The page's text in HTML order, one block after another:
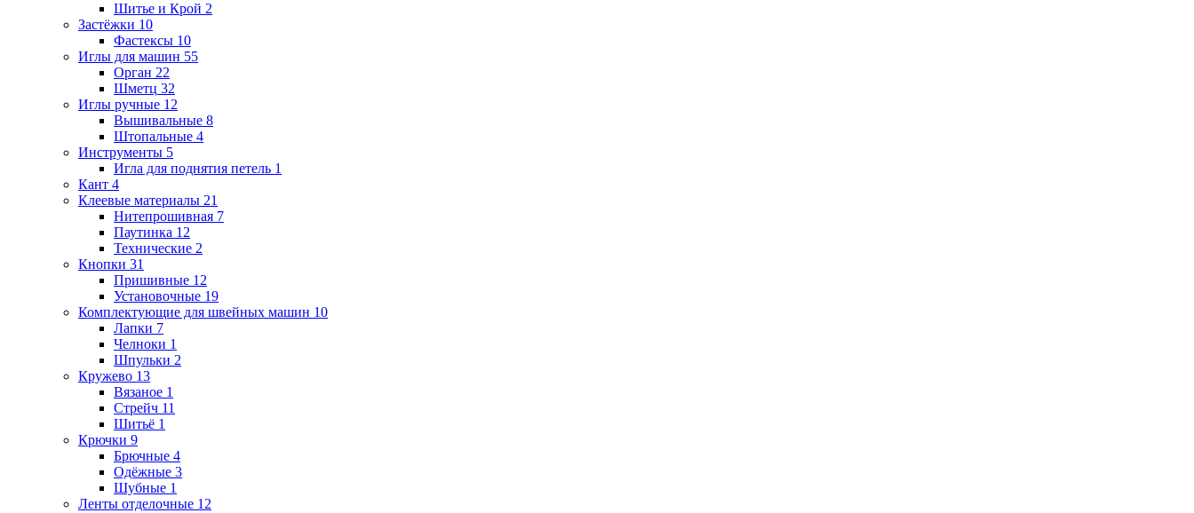
Шитье и Крой 2
Застёжки 10
Фастексы 10
Иглы для машин 55
Орган 22
Шметц 32
Иглы ручные 12
Вышивальные 8
Штопальные 4
Инструменты 5
Игла для поднятия петель 1
Кант 4
Клеевые материалы 21
Нитепрошивная 7
Паутинка 12
Технические 2
Кнопки 31
Пришивные 12
Установочные 19
Комплектующие для швейных машин 10
Лапки 7
Челноки 1
Шпульки 2
Кружево 13
Вязаное 1
Стрейч 11
Шитьё 1
Крючки 9
Брючные 4
Одёжные 3
Шубные 1
Ленты отделочные 12